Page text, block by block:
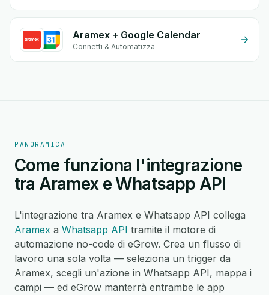
Aramex + Google Calendar
Connetti & Automatizza
PANORAMICA
Come funziona l'integrazione
tra Aramex e Whatsapp API
L'integrazione tra Aramex e Whatsapp API collega
Aramex a Whatsapp API tramite il motore di
automazione no-code di eGrow. Crea un flusso di
lavoro una sola volta — seleziona un trigger da
Aramex, scegli un'azione in Whatsapp API, mappa i
campi — ed eGrow manterrà entrambe le app